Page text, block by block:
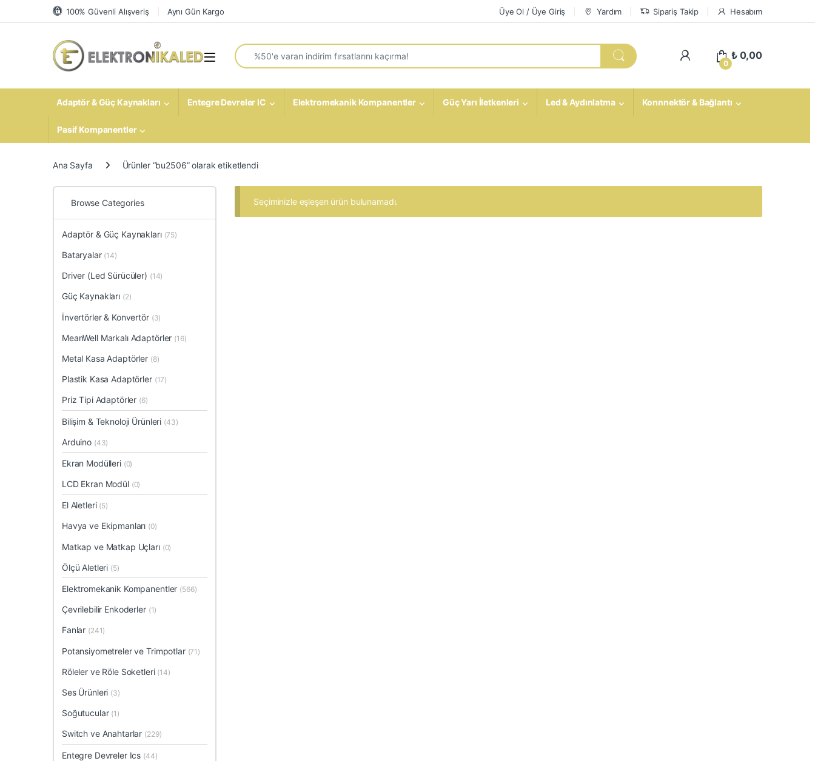
Skip to navigation
Skip to content 100% Güvenli Alışveriş Aynı Gün Kargo Üye Ol / Üye Giriş Yardım Sipariş Takip Hesabım
Open
Search for:
My Account
0
₺0,00
Adaptör & Güç Kaynakları Entegre Devreler IC Elektromekanik Kompanentler Güç Yarı İletkenleri Led & Aydınlatma Konnnektör & Bağlantı
Pasif Kompanentler
Ana Sayfa Ürünler “bu2506” olarak etiketlendi
Seçiminizle eşleşen ürün bulunamadı.
Browse Categories
Adaptör & Güç Kaynakları (75)
Bataryalar (14)
Driver (Led Sürücüler) (14)
Güç Kaynakları (2)
İnvertörler & Konvertör (3)
MeanWell Markalı Adaptörler (16)
Metal Kasa Adaptörler (8)
Plastik Kasa Adaptörler (17)
Priz Tipi Adaptörler (6)
Bilişim & Teknoloji Ürünleri (43)
Arduino (43)
Ekran Modülleri (0)
LCD Ekran Modül (0)
El Aletleri (5)
Havya ve Ekipmanları (0)
Matkap ve Matkap Uçları (0)
Ölçü Aletleri (5)
Elektromekanik Kompanentler (566)
Çevrilebilir Enkoderler (1)
Fanlar (241)
Potansiyometreler ve Trimpotlar (71)
Röleler ve Röle Soketleri (14)
Ses Ürünleri (3)
Soğutucular (1)
Switch ve Anahtarlar (229)
Entegre Devreler Ics (44)